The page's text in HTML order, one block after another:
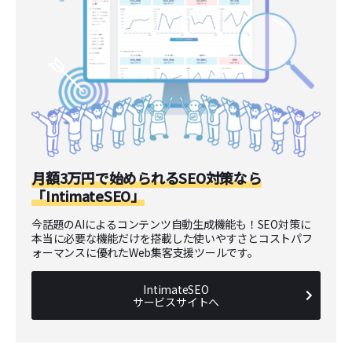
月額3万円で始められるSEO対策なら
「IntimateSEO」
今話題のAIによるコンテンツ自動生成機能も！SEO対策に
本当に必要な機能だけを搭載した使いやすさとコストパフ
ォーマンスに優れたWeb集客支援ツールです。
IntimateSEO
サービスサイトへ